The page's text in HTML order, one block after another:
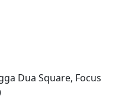
Dua Square, Focus